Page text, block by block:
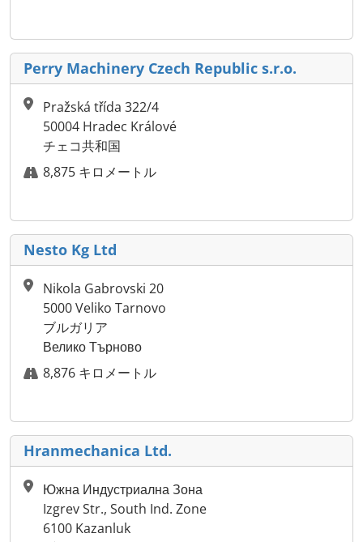
Perry Machinery Czech Republic s.r.o.
Pražská třída 322/4
50004 Hradec Králové
チェコ共和国
8,875 キロメートル
Nesto Kg Ltd
Nikola Gabrovski 20
5000 Veliko Tarnovo
ブルガリア
Велико Търново
8,876 キロメートル
Hranmechanica Ltd.
Южна Индустриална Зона
Izgrev Str., South Ind. Zone
6100 Kazanluk